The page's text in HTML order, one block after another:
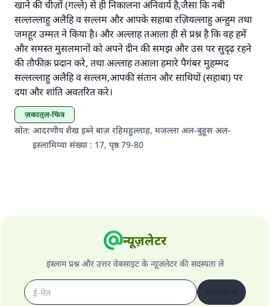
खाने की चीज़ों (गल्ले) से ही निकालना अनिवार्य है,जैसा कि नबी
सल्लल्लाहु अलैहि व सल्लम और आपके सहाबा रज़ियल्लाहु अन्हुम तथा
जमहूर उम्मत ने किया है। और अल्लाह तआला ही से प्रश्न है कि वह हमें
और समस्त मुसलमानों को अपने दीन की समझ और उस पर सुदृढ़ रहने
की तौफीक़ प्रदान करे, तथा अल्लाह तआला हमारे पैगंबर मुहम्मद
सल्लल्लाहु अलैहि व सल्लम,आपकी संतान और साथियों (सहाबा) पर
दया और शांति अवतरित करे।
ज़कातुल-फित्र
स्रोत: आदरणीय शैख इब्ने बाज़ रहिमहुल्लाह, मजल्ला अल-बुहूस अल-
इस्लामिय्या संख्या : 17, पृष्ठ 79-80
न्यूज़लेटर
इस्लाम प्रश्न और उत्तर वेबसाइट के न्यूज़लेटर की सदस्यता लें